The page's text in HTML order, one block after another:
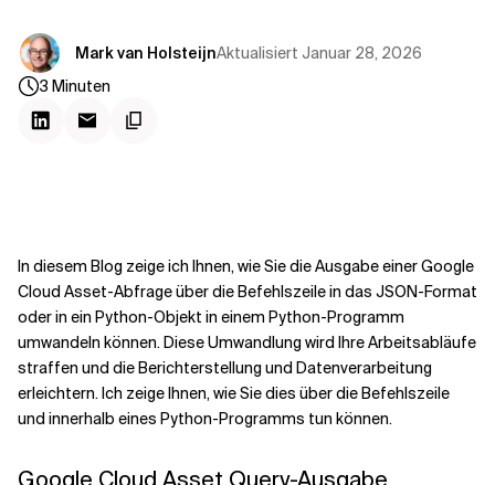
Mark van HolsteijnAktualisiert Januar 28, 2026
3 Minuten
In diesem Blog zeige ich Ihnen, wie Sie die Ausgabe einer Google
Cloud Asset-Abfrage über die Befehlszeile in das JSON-Format
oder in ein Python-Objekt in einem Python-Programm
umwandeln können. Diese Umwandlung wird Ihre Arbeitsabläufe
straffen und die Berichterstellung und Datenverarbeitung
erleichtern. Ich zeige Ihnen, wie Sie dies über die Befehlszeile
und innerhalb eines Python-Programms tun können.